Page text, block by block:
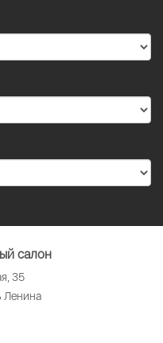
салон
35
Ленина